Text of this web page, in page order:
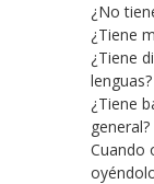
¿No
¿Tiene
¿Tiene
lenguas?
¿Tiene
general?
Cuando